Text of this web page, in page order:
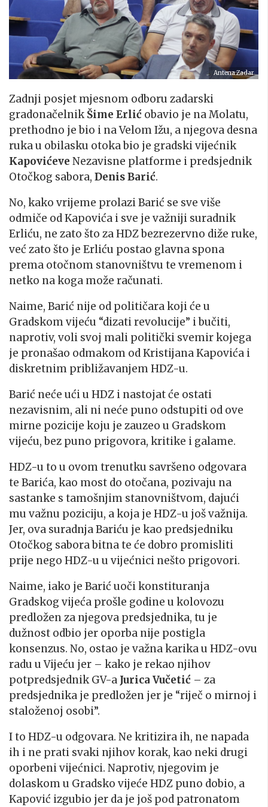
Antena Zadar
Zadnji posjet mjesnom odboru zadarski
gradonačelnikŠime Erlić obavio je na Molatu,
prethodno je bio i na Velom Ižu, a njegova desna
ruka u obilasku otoka bio je gradski vijećnik
Kapovićeve Nezavisne platforme i predsjednik
Otočkog sabora, Denis Barić.
No, kako vrijeme prolazi Barić se sve više
odmiče od Kapovića i sve je važniji suradnik
Erliću, ne zato što za HDZ bezrezervno diže ruke,
već zato što je Erliću postao glavna spona
prema otočnom stanovništvu te vremenom i
netko na koga može računati.
Naime, Barić nije od političara koji će u
Gradskom vijeću “dizati revolucije” i bučiti,
naprotiv, voli svoj mali politički svemir kojega
je pronašao odmakom od Kristijana Kapovića i
diskretnim približavanjem HDZ-u.
Barić neće ući u HDZ i nastojat će ostati
nezavisnim, ali ni neće puno odstupiti od ove
mirne pozicije koju je zauzeo u Gradskom
vijeću, bez puno prigovora, kritike i galame.
HDZ-u to u ovom trenutku savršeno odgovara
te Barića, kao most do otočana, pozivaju na
sastanke s tamošnjim stanovništvom, dajući
mu važnu poziciju, a koja je HDZ-u još važnija.
Jer, ova suradnja Bariću je kao predsjedniku
Otočkog sabora bitna te će dobro promisliti
prije nego HDZ-u u vijećnici nešto prigovori.
Naime, iako je Barić uoči konstituranja
Gradskog vijeća prošle godine u kolovozu
predložen za njegova predsjednika, tu je
dužnost odbio jer oporba nije postigla
konsenzus. No, ostao je važna karika u HDZ-ovu
radu u Vijeću jer – kako je rekao njihov
potpredsjednik GV-a Jurica Vučetić – za
predsjednika je predložen jer je “riječ o mirnoj i
staloženoj osobi”.
I to HDZ-u odgovara. Ne kritizira ih, ne napada
ih i ne prati svaki njihov korak, kao neki drugi
oporbeni vijećnici. Naprotiv, njegovim je
dolaskom u Gradsko vijeće HDZ puno dobio, a
Kapović izgubio jer da je još pod patronatom